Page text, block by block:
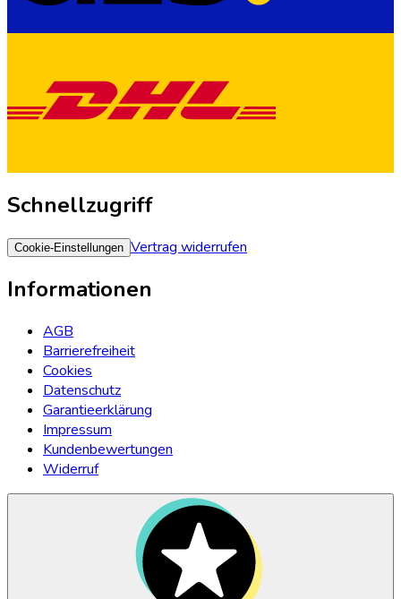
Schnellzugriff
Cookie-Einstellungen Vertrag widerrufen
Informationen
AGB
Barrierefreiheit
Cookies
Datenschutz
Garantieerklärung
Impressum
Kundenbewertungen
Widerruf